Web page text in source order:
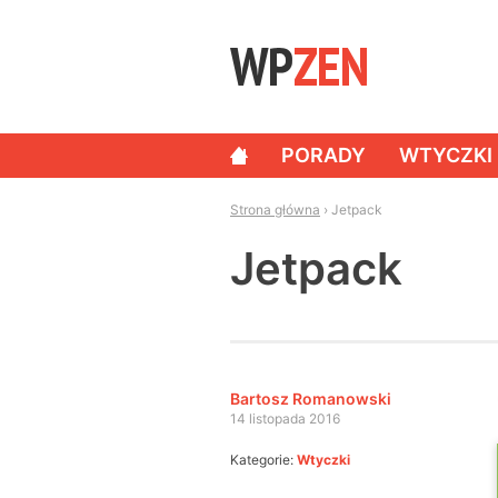
PORADY WTYCZKI
Strona główna › Jetpack
Jetpack
Bartosz Romanowski
14 listopada 2016
Kategorie: Wtyczki